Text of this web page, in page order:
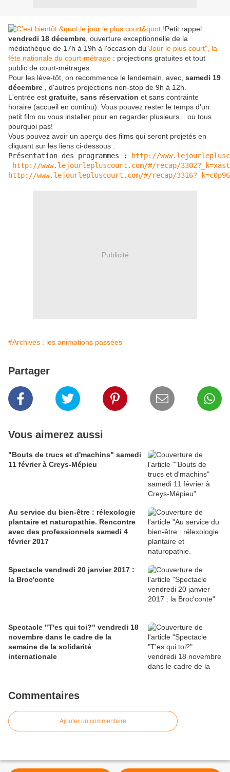
Petit rappel :
vendredi 18 décembre , ouverture exceptionnelle de la
médiathèque de 17h à 19h à l'occasion du"Jour le plus court", la
fête nationale du court-métrage : projections gratuites et tout
public de court-métrages.
Pour les lève-tôt, on recommence le lendemain, avec, samedi 19
décembre
, d'autres projections non-stop de 9h à 12h.
L'entrée est gratuite, sans réservation et sans contrainte
horaire (accueil en continu). Vous pouvez rester le temps d'un
petit film ou vous installer pour en regarder plusieurs... ou tous
pourquoi pas!
Vous pouvez avoir un aperçu des films qui seront projetés en
cliquant sur les liens ci-dessous :
Présentation des programmes :
http://
http://www.lejourlepluscourt.com/#/recap/
http://www.lejourlepluscourt.com/#/recap/
Publicité
#Archives : les animations passées
Partager
Vous aimerez aussi
"Bouts de trucs et d'machins" samedi
11 février à Creys-Mépieu
Au service du bien-être : rélexologie
plantaire et naturopathie. Rencontre
avec des professionnels samedi 4
février 2017
Spectacle vendredi 20 janvier 2017 :
la Broc'conte
Spectacle "T'es qui toi?" vendredi 18
novembre dans le cadre de la
semaine de la solidarité
internationale
Commentaires
Ajouter un commentaire